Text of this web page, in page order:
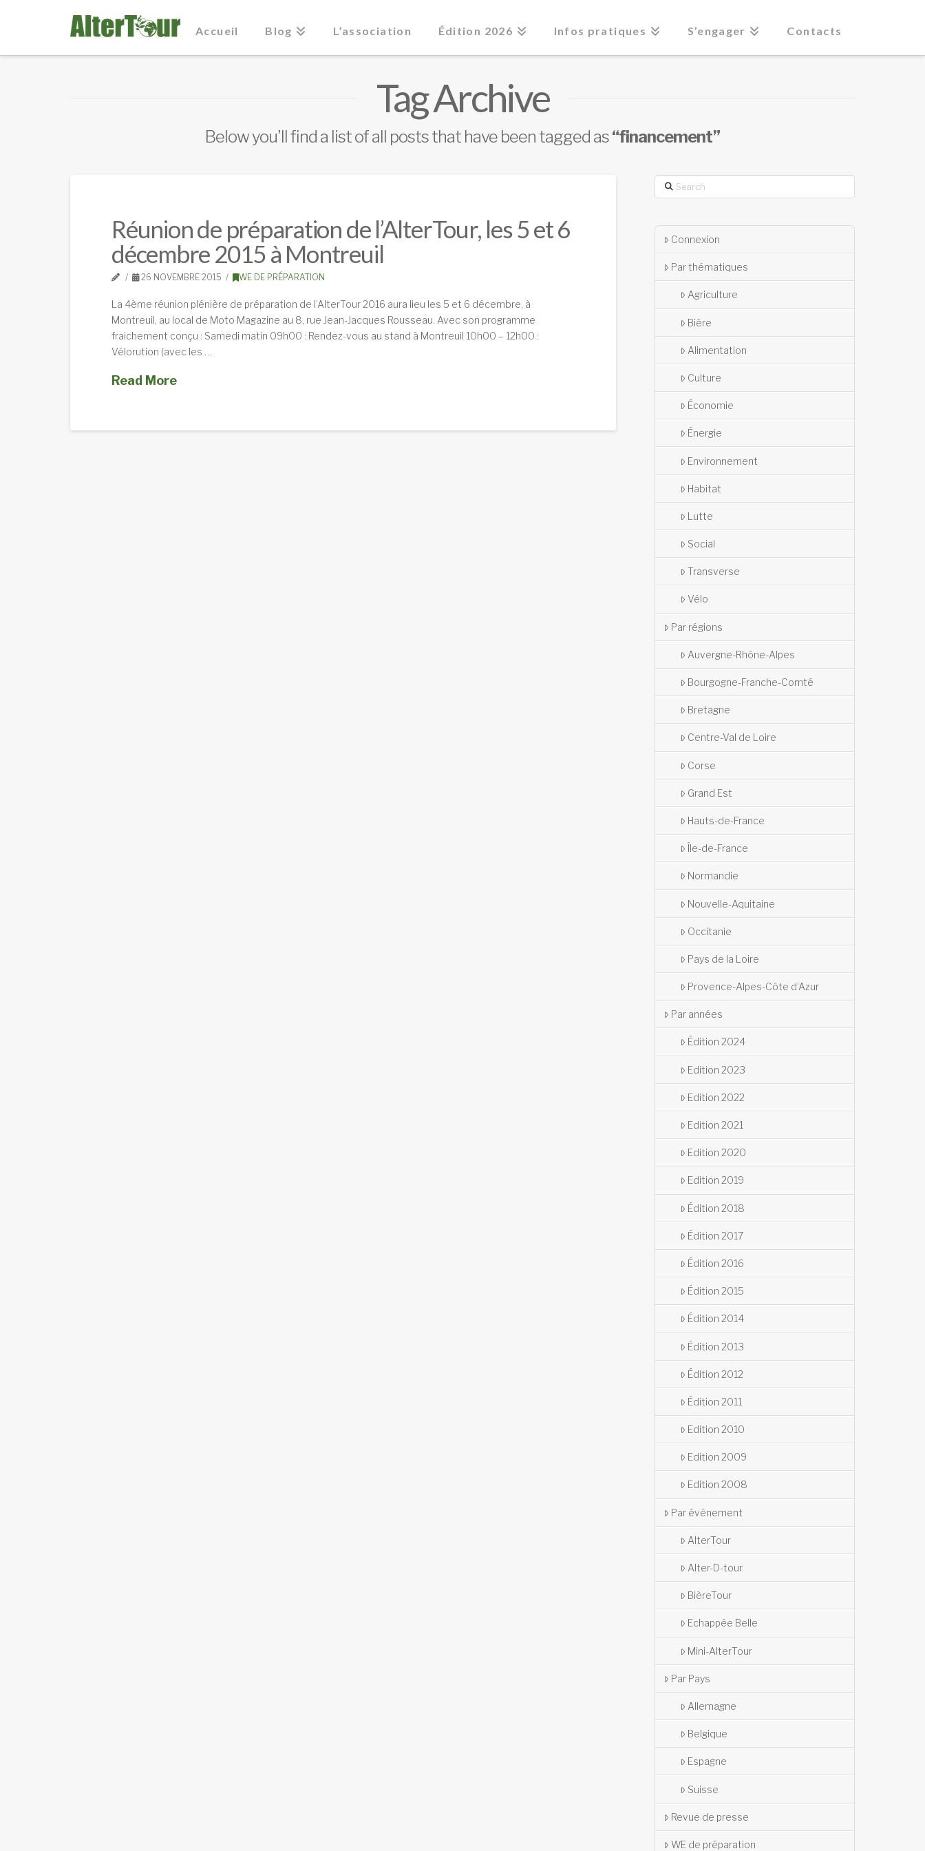
Accueil Blog L’association Édition 2026 Infos pratiques S’engager Contacts
Tag Archive
Below you'll find a list of all posts that have been tagged as“financement”
Réunion de préparation de l’AlterTour, les 5 et 6
décembre 2015 à Montreuil
26 NOVEMBRE 2015 WE DE PRÉPARATION
La 4ème réunion plénière de préparation de l’AlterTour 2016 aura lieu les 5 et 6 décembre, à
Montreuil, au local de Moto Magazine au 8, rue Jean-Jacques Rousseau. Avec son programme
fraichement conçu : Samedi matin 09h00 : Rendez-vous au stand à Montreuil 10h00 – 12h00 :
Vélorution (avec les …
Read More
Search
Connexion
Par thématiques
Agriculture
Bière
Alimentation
Culture
Économie
Énergie
Environnement
Habitat
Lutte
Social
Transverse
Vélo
Par régions
Auvergne-Rhône-Alpes
Bourgogne-Franche-Comté
Bretagne
Centre-Val de Loire
Corse
Grand Est
Hauts-de-France
Île-de-France
Normandie
Nouvelle-Aquitaine
Occitanie
Pays de la Loire
Provence-Alpes-Côte d’Azur
Par années
Édition 2024
Edition 2023
Edition 2022
Edition 2021
Edition 2020
Edition 2019
Édition 2018
Édition 2017
Édition 2016
Édition 2015
Édition 2014
Édition 2013
Édition 2012
Édition 2011
Edition 2010
Edition 2009
Edition 2008
Par événement
AlterTour
Alter-D-tour
BièreTour
Echappée Belle
Mini-AlterTour
Par Pays
Allemagne
Belgique
Espagne
Suisse
Revue de presse
WE de préparation